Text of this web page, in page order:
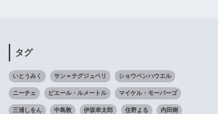
タグ
いとうみく サン＝テグジュペリ ショウペンハウエル
ニーチェ ピエール・ルメートル マイケル・モーパーゴ
三浦しをん 中島敦 伊坂幸太郎 住野よる 内田樹